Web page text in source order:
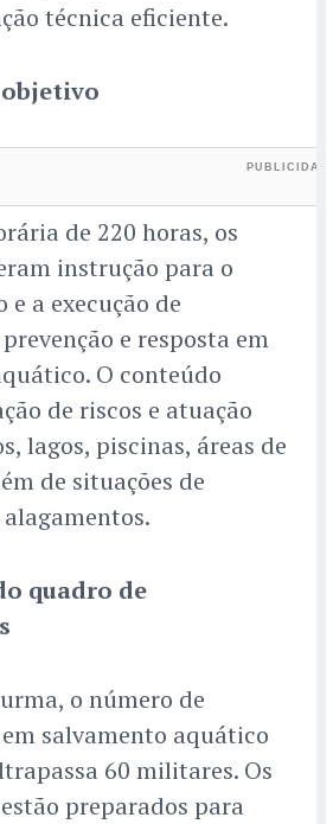
técnica eficiente.
de 220 horas, os
instrução para o
a execução de
e resposta em
O conteúdo
de riscos e atuação
lagos, piscinas, áreas de
de situações de
quadro de
o número de
salvamento aquático
60 militares. Os
preparados para